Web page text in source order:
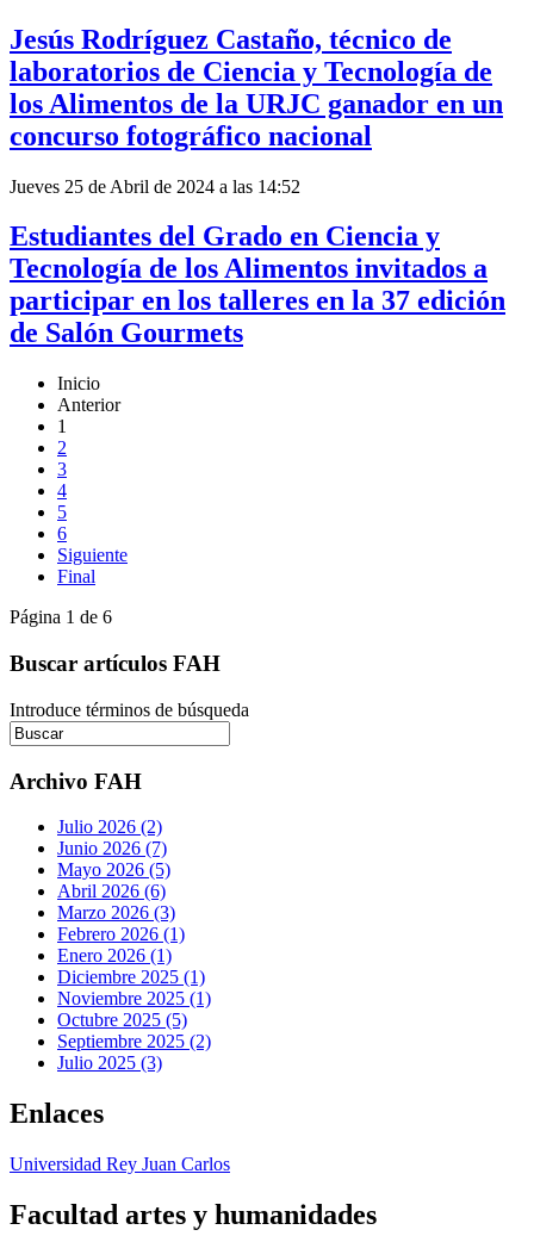
Jesús Rodríguez Castaño, técnico de
laboratorios de Ciencia y Tecnología de
los Alimentos de la URJC ganador en un
concurso fotográfico nacional
Jueves 25 de Abril de 2024 a las 14:52
Estudiantes del Grado en Ciencia y
Tecnología de los Alimentos invitados a
participar en los talleres en la 37 edición
de Salón Gourmets
Inicio
Anterior
1
2
3
4
5
6
Siguiente
Final
Página 1 de 6
Buscar artículos FAH
Introduce términos de búsqueda
Archivo FAH
Julio 2026 (2)
Junio 2026 (7)
Mayo 2026 (5)
Abril 2026 (6)
Marzo 2026 (3)
Febrero 2026 (1)
Enero 2026 (1)
Diciembre 2025 (1)
Noviembre 2025 (1)
Octubre 2025 (5)
Septiembre 2025 (2)
Julio 2025 (3)
Enlaces
Universidad Rey Juan Carlos
Facultad artes y humanidades